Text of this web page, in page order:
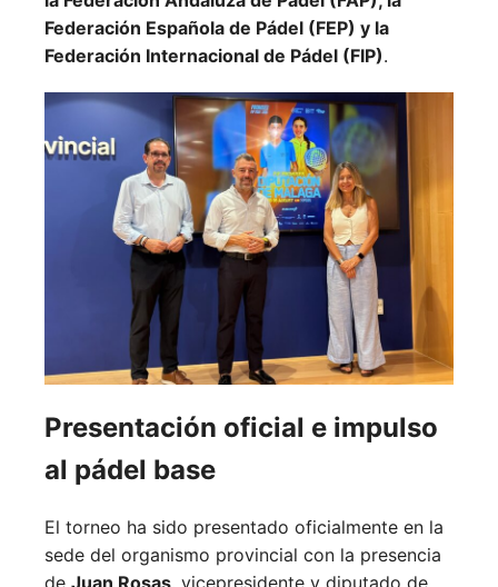
Federación Española de Pádel (FEP) y la
Federación Internacional de Pádel (FIP).
Presentación oficial e impulso
al pádel base
El torneo ha sido presentado oficialmente en la
sede del organismo provincial con la presencia